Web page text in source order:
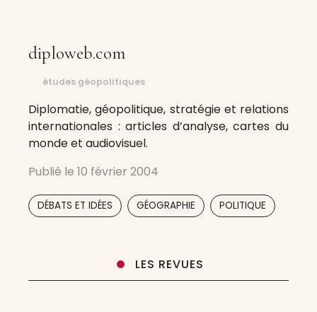
diploweb.com
études géopolitiques
Diplomatie, géopolitique, stratégie et relations
internationales : articles d’analyse, cartes du
monde et audiovisuel.
Publié le 10 février 2004
DÉBATS ET IDÉES GÉOGRAPHIE POLITIQUE
LES REVUES